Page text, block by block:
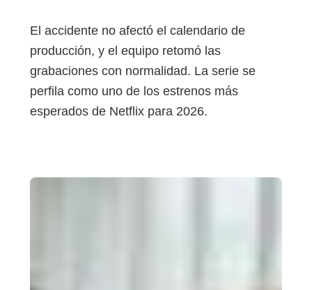
El accidente no afectó el calendario de
producción, y el equipo retomó las
grabaciones con normalidad. La serie se
perfila como uno de los estrenos más
esperados de Netflix para 2026.